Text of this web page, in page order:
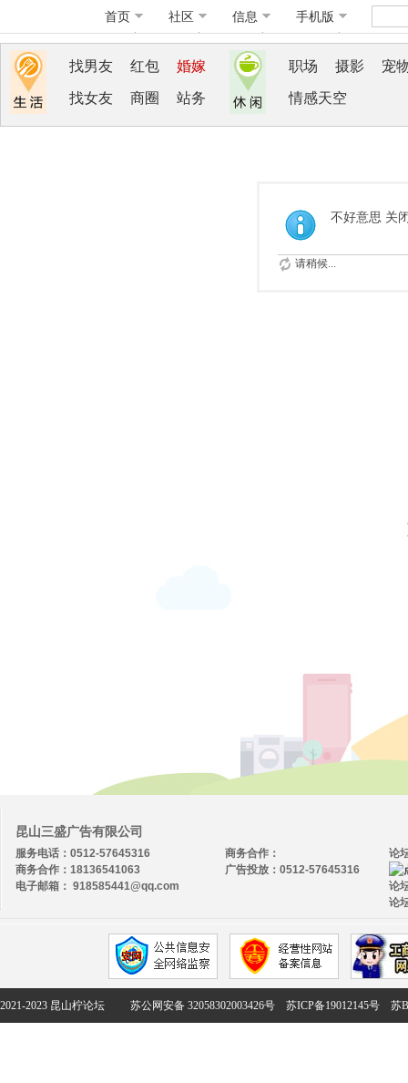
首页 社区 信息 手机版
找男友 红包 婚嫁
找女友 商圈 站务
职场 摄影 宠
情感天空
不好意思 关
请稍候...
昆山三盛广告有限公司
服务电话：0512-57645316
商务合作：18136541063
电子邮箱： 918585441@qq.com
论
论
论
商务合作：
广告投放：0512-57645316
2021-2023 昆山柠论坛 苏公网安备 32058302003426号 苏ICP备19012145号 苏